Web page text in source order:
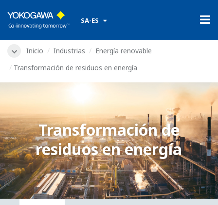
SA-ES
Inicio Industrias
Energía renovable
Transformación de residuos en energía
Transformación de
residuos en energía